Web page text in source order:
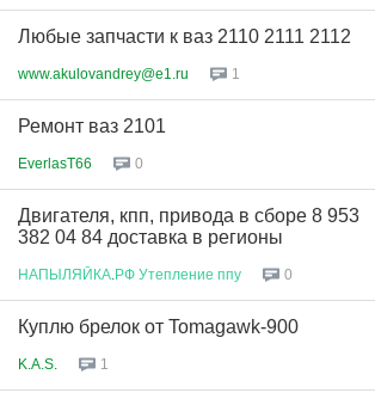
Любые запчасти к ваз 2110 2111 2112
www.akulovandrey@e1.ru 1
Ремонт ваз 2101
EverlasT66 0
Двигателя, кпп, привода в сборе 8 953
382 04 84 доставка в регионы
НАПЫЛЯЙКА РФ Утепление ппу 0
Куплю брелок от Tomagawk-900
K.A.S. 1